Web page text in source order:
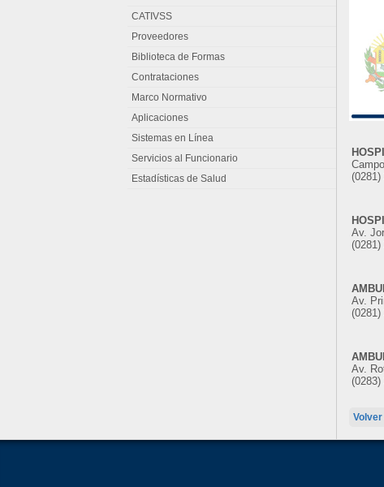
Av.
(0281)
Av.
Av.
Volver
CATIVSS
Proveedores
Biblioteca de Formas
Contrataciones
Marco Normativo
Aplicaciones
Sistemas en Línea
Servicios al Funcionario
Estadísticas de Salud